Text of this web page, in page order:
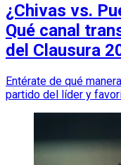
¿Chivas vs.
Qué canal
del Clausura
Entérate de qué
partido del líder y